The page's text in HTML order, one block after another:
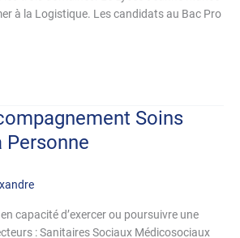
à la Logistique. Les candidats au Bac Pro
Soins
Personne
capacité d’exercer ou poursuivre une
: Sanitaires Sociaux Médicosociaux